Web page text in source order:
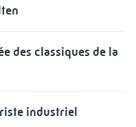
des classiques de la
industriel